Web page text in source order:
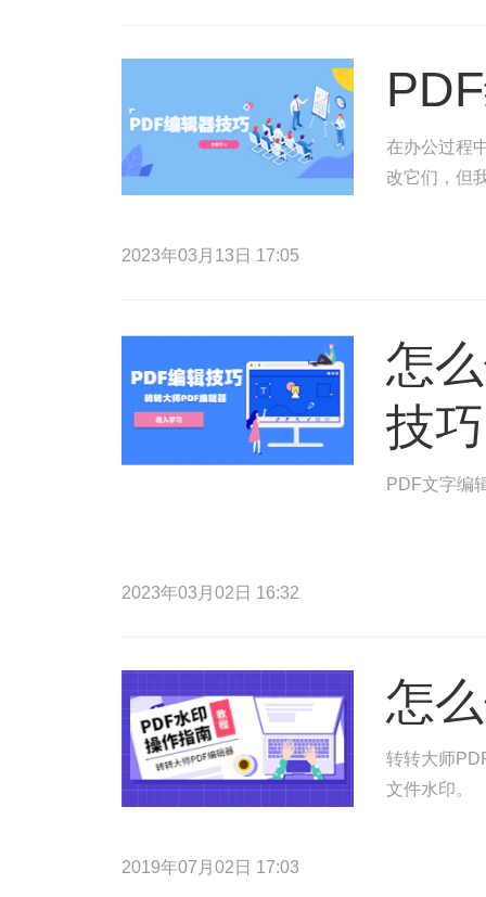
在办公过程
改它们，但
2023年03月13日 17:05
怎
技巧
PDF文字编
2023年03月02日 16:32
怎
转转大师
文件水印。
2019年07月02日 17:03